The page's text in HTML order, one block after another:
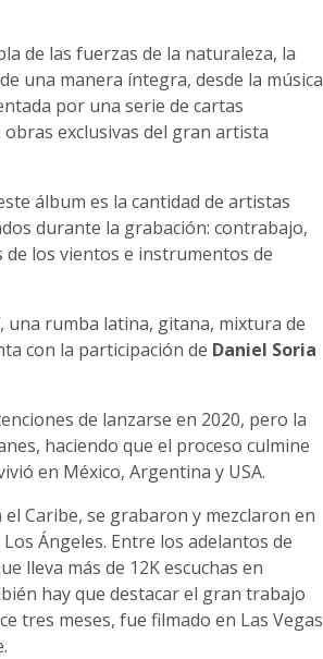
de las fuerzas de la naturaleza, la
una manera íntegra, desde la música
por una serie de cartas
exclusivas del gran artista
álbum es la cantidad de artistas
durante la grabación: contrabajo,
de los vientos e instrumentos de
, una rumba latina, gitana, mixtura de
con la participación de Daniel Soria
de lanzarse en 2020, pero la
haciendo que el proceso culmine
en México, Argentina y USA.
Caribe, se grabaron y mezclaron en
Ángeles. Entre los adelantos de
lleva más de 12K escuchas en
hay que destacar el gran trabajo
tres meses, fue filmado en Las Vegas